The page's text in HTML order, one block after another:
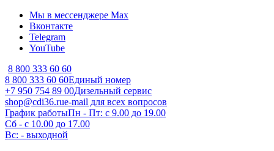
Мы в мессенджере Max
Вконтакте
Telegram
YouTube
8 800 333 60 60
8 800 333 60 60Единый номер
+7 950 754 89 00Дизельный сервис
shop@cdi36.rue-mail для всех вопросов
График работыПн - Пт: с 9.00 до 19.00
Сб - с 10.00 до 17.00
Вс: - выходной